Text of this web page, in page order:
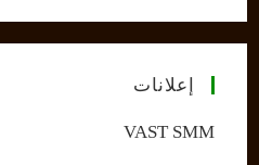
إعلانات
VAST SMM